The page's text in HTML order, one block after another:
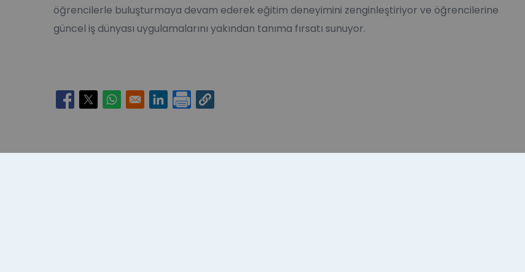
öğrencilerle buluşturmaya devam ederek eğitim deneyimini zenginleştiriyor ve öğrencilerine
güncel iş dünyası uygulamalarını yakından tanıma fırsatı sunuyor.
Opens in a new window
Opens in a new window
Opens in a new window
Opens in a new window